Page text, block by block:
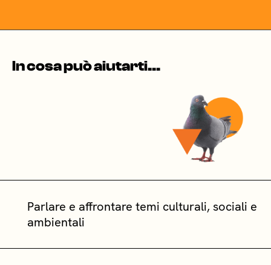
In cosa può aiutarti...
Parlare e affrontare temi culturali, sociali e
ambientali